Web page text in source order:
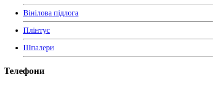
Вінілова підлога
Плінтус
Шпалери
Телефони